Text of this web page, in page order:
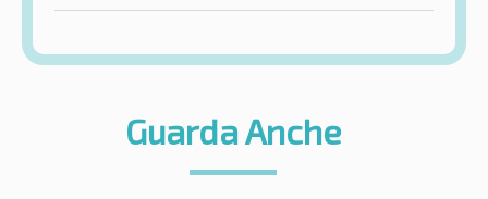
Guarda Anche